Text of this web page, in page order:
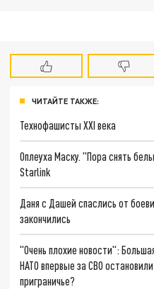
ЧИТАЙТЕ ТАКЖЕ:
Технофашисты XXI века
Оплеуха Маску. "Пора снять
Starlink
Даня с Дашей спаслись от
закончились
"Очень плохие новости":
НАТО впервые за СВО
приграничье?